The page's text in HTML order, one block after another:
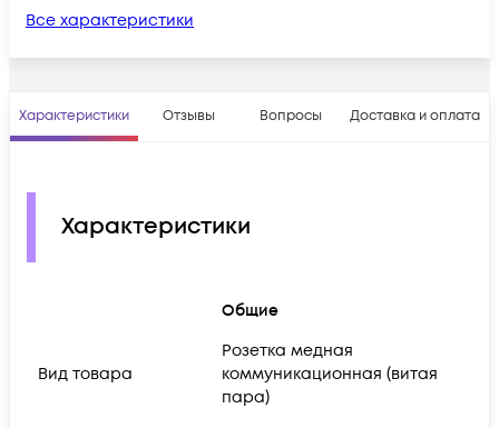
Все характеристики
Характеристики Отзывы Вопросы Доставка и оплата
Характеристики
Общие
Вид товара
Розетка медная
коммуникационная (витая
пара)